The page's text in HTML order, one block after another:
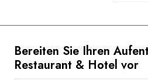
Bereiten Sie Ihren
Restaurant & Hotel vor